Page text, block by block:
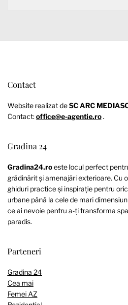
Contact
Website realizat deSC ARC
Contact:office@e-agentie.ro.
Gradina 24
Gradina24.roeste locul perfect
grădinărit și amenajări exterioare. Cu
ghiduri practice și inspirație pentru
urbane până la cele de mari
ce ai nevoie pentru a-ți transforma
paradis.
Parteneri
Gradina 24
Cea mai
Femei AZ